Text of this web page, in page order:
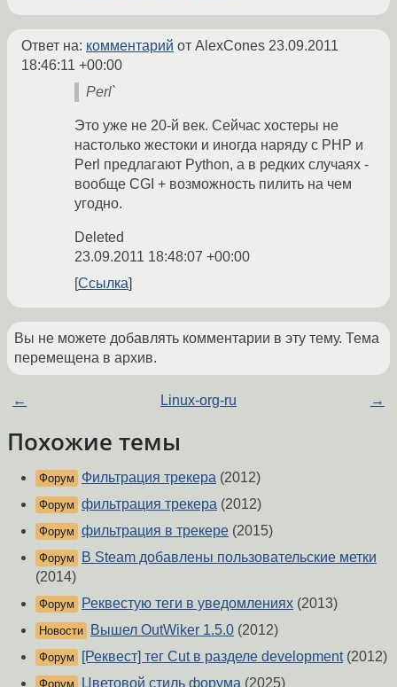
Ответ на: комментарий от AlexCones 23.09.2011
18:46:11 +00:00
Perl`
Это уже не 20-й век. Сейчас хостеры не
настолько жестоки и иногда наряду с PHP и
Perl предлагают Python, а в редких случаях -
вообще CGI + возможность пилить на чем
угодно.
Deleted
23.09.2011 18:48:07 +00:00
Ссылка
Вы не можете добавлять комментарии в эту тему. Тема
перемещена в архив.
← Linux-org-ru →
Похожие темы
Форум Фильтрация трекера (2012)
Форум фильтрация трекера (2012)
Форум фильтрация в трекере (2015)
Форум
В Steam добавлены пользовательские метки
(2014)
Форум Реквестую теги в уведомлениях (2013)
Новости Вышел OutWiker 1.5.0 (2012)
Форум [Реквест] тег Cut в разделе development(2012)
Форум Цветовой стиль форума (2025)